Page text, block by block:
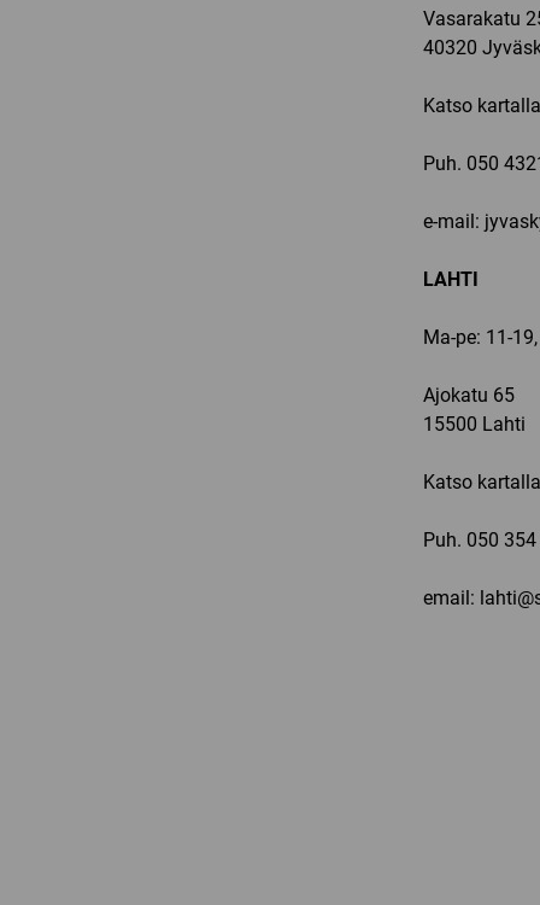
Vasarakatu
40320
Katso kartalla
Puh. 050
e-mail:
LAHTI
Ma-pe: 11-
Ajokatu 65
15500 Lahti
Katso kartalla
Puh. 050
email: